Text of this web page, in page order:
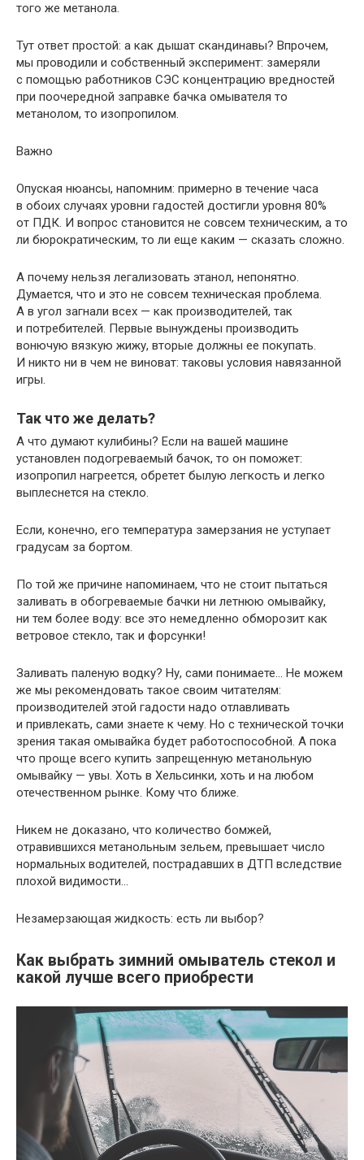
того же метанола.
Тут ответ простой: а как дышат скандинавы? Впрочем,
мы проводили и собственный эксперимент: замеряли
с помощью работников СЭС концентрацию вредностей
при поочередной заправке бачка омывателя то
метанолом, то изопропилом.
Важно
Опуская нюансы, напомним: примерно в течение часа
в обоих случаях уровни гадостей достигли уровня 80%
от ПДК. И вопрос становится не совсем техническим, а то
ли бюрократическим, то ли еще каким — сказать сложно.
А почему нельзя легализовать этанол, непонятно.
Думается, что и это не совсем техническая проблема.
А в угол загнали всех — как производителей, так
и потребителей. Первые вынуждены производить
вонючую вязкую жижу, вторые должны ее покупать.
И никто ни в чем не виноват: таковы условия навязанной
игры.
Так что же делать?
А что думают кулибины? Если на вашей машине
установлен подогреваемый бачок, то он поможет:
изопропил нагреется, обретет былую легкость и легко
выплеснется на стекло.
Если, конечно, его температура замерзания не уступает
градусам за бортом.
По той же причине напоминаем, что не стоит пытаться
заливать в обогреваемые бачки ни летнюю омывайку,
ни тем более воду: все это немедленно обморозит как
ветровое стекло, так и форсунки!
Заливать паленую водку? Ну, сами понимаете… Не можем
же мы рекомендовать такое своим читателям:
производителей этой гадости надо отлавливать
и привлекать, сами знаете к чему. Но с технической точки
зрения такая омывайка будет работоспособной. А пока
что проще всего купить запрещенную метанольную
омывайку — увы. Хоть в Хельсинки, хоть и на любом
отечественном рынке. Кому что ближе.
Никем не доказано, что количество бомжей,
отравившихся метанольным зельем, превышает число
нормальных водителей, пострадавших в ДТП вследствие
плохой видимости…
Незамерзающая жидкость: есть ли выбор?
Как выбрать зимний омыватель стекол и
какой лучше всего приобрести